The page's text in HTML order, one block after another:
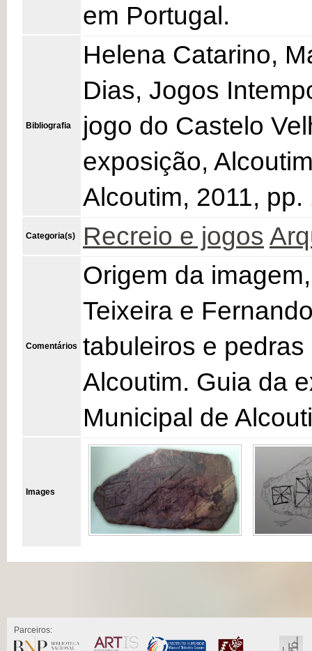
em Portugal.
Bibliografia
Helena Catarino,
Dias, Jogos
jogo do Castelo
exposição,
Alcoutim, 2011, pp.
Categoria(s) Recreio e jogos
Comentários
Origem da
Teixeira e
tabuleiros e
Alcoutim. Guia da
Municipal de
Images
Parceiros: